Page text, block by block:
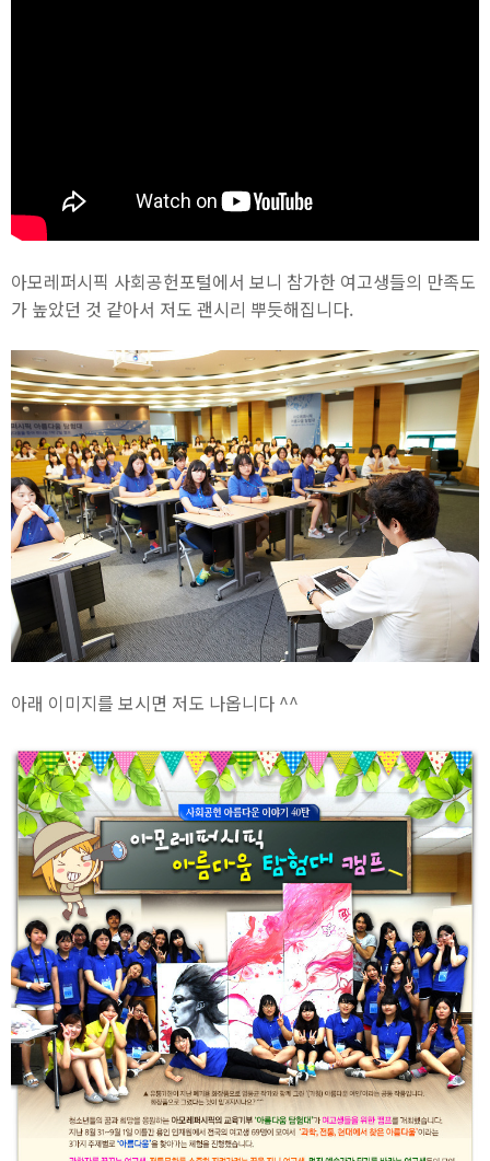
아모레퍼시픽 사회공헌포털에서 보니 참가한 여고생들의 만족도
가 높았던 것 같아서 저도 괜시리 뿌듯해집니다.
아래 이미지를 보시면 저도 나옵니다 ^^